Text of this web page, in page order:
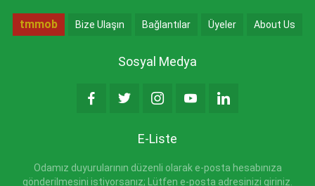
tmmob Bize Ulaşın Bağlantılar Üyeler About Us
Sosyal Medya
E-Liste
Odamız duyurularının düzenli olarak e-posta hesabınıza
gönderilmesini istiyorsanız; Lütfen e-posta adresinizi giriniz.